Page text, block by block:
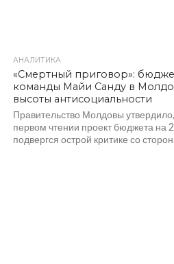
АНАЛИТИКА
«Смертный приговор»:
команды Майи Санду в
высоты антисоциальности
Правительство Молдовы
первом чтении проект бюджета на
подвергся острой критике со